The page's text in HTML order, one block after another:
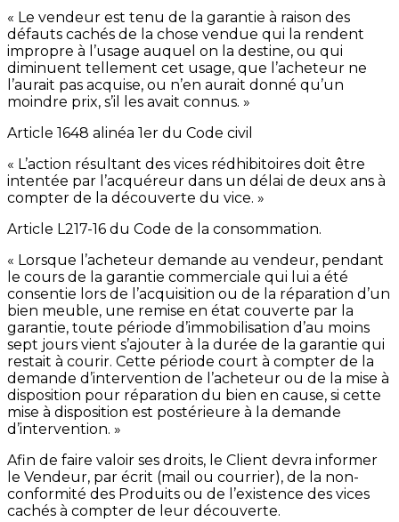
« Le vendeur est tenu de la garantie à raison des
défauts cachés de la chose vendue qui la rendent
impropre à l’usage auquel on la destine, ou qui
diminuent tellement cet usage, que l’acheteur ne
l’aurait pas acquise, ou n’en aurait donné qu’un
moindre prix, s’il les avait connus. »
Article 1648 alinéa 1er du Code civil
« L’action résultant des vices rédhibitoires doit être
intentée par l’acquéreur dans un délai de deux ans à
compter de la découverte du vice. »
Article L217-16 du Code de la consommation.
« Lorsque l’acheteur demande au vendeur, pendant
le cours de la garantie commerciale qui lui a été
consentie lors de l’acquisition ou de la réparation d’un
bien meuble, une remise en état couverte par la
garantie, toute période d’immobilisation d’au moins
sept jours vient s’ajouter à la durée de la garantie qui
restait à courir. Cette période court à compter de la
demande d’intervention de l’acheteur ou de la mise à
disposition pour réparation du bien en cause, si cette
mise à disposition est postérieure à la demande
d’intervention. »
Afin de faire valoir ses droits, le Client devra informer
le Vendeur, par écrit (mail ou courrier), de la non-
conformité des Produits ou de l’existence des vices
cachés à compter de leur découverte.